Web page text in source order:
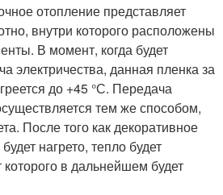
отопление представляет
внутри которого расположены
В момент, когда будет
электричества, данная пленка за
до +45 °С. Передача
тем же способом,
После того как декоративное
нагрето, тепло будет
в дальнейшем будет